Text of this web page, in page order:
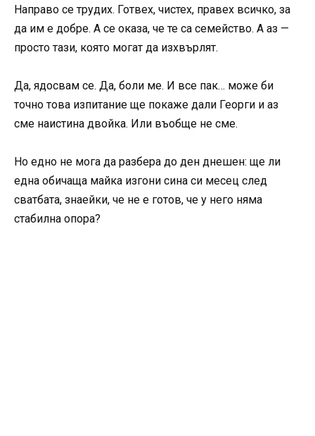
Направо се трудих. Готвех, чистех, правех всичко, за
да им е добре. А се оказа, че те са семейство. А аз —
просто тази, която могат да изхвърлят.
Да, ядосвам се. Да, боли ме. И все пак… може би
точно това изпитание ще покаже дали Георги и аз
сме наистина двойка. Или въобще не сме.
Но едно не мога да разбера до ден днешен: ще ли
една обичаща майка изгони сина си месец след
сватбата, знаейки, че не е готов, че у него няма
стабилна опора?